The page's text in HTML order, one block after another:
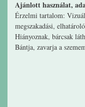
Ajánlott használat,
Érzelmi tartalom:
megszakadási,
Hiányoznak, bárcsak
Bántja, zavarja a